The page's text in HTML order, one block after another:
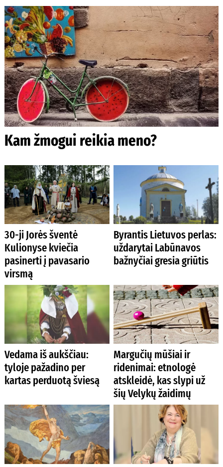
Kam žmogui reikia meno?
30-ji Jorės šventė
Kulionyse kviečia
pasinerti į pavasario
virsmą
Byrantis Lietuvos perlas:
uždarytai Labūnavos
bažnyčiai gresia griūtis
Vedama iš aukščiau:
tyloje pažadino per
kartas perduotą šviesą
Margučių mūšiai ir
ridenimai: etnologė
atskleidė, kas slypi už
šių Velykų žaidimų